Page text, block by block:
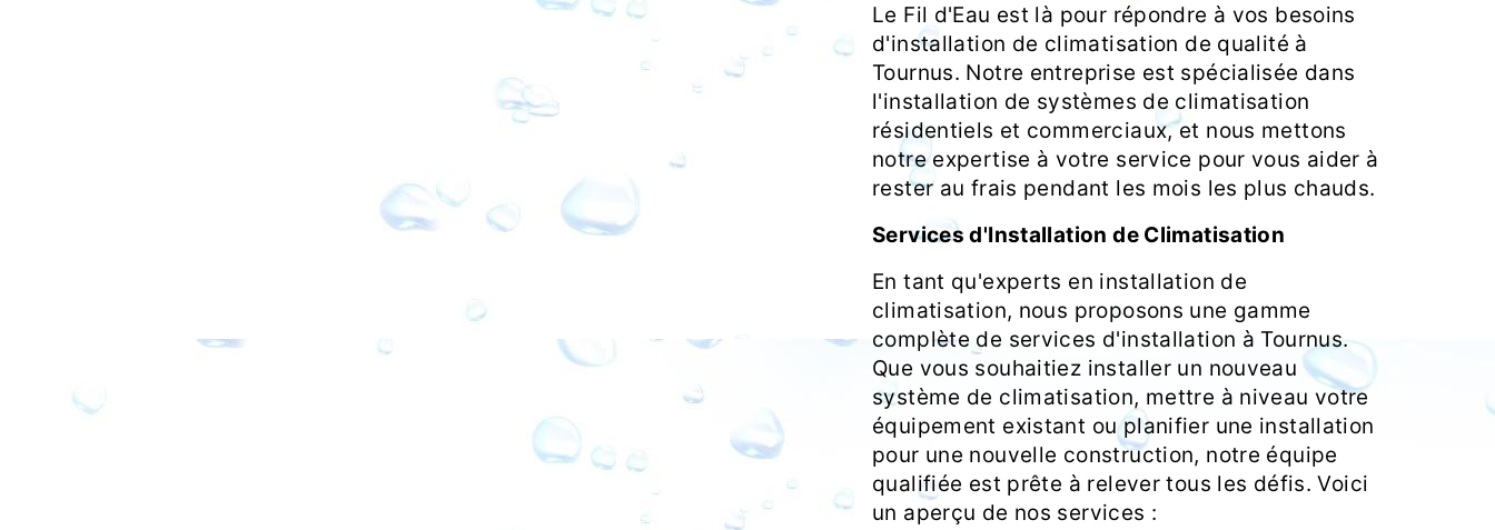
Le Fil d'Eau est là pour répondre à vos besoins
d'installation de climatisation de qualité à
Tournus. Notre entreprise est spécialisée dans
l'installation de systèmes de climatisation
résidentiels et commerciaux, et nous mettons
notre expertise à votre service pour vous aider à
rester au frais pendant les mois les plus chauds.
Services d'Installation de Climatisation
En tant qu'experts en installation de
climatisation, nous proposons une gamme
complète de services d'installation à Tournus.
Que vous souhaitiez installer un nouveau
système de climatisation, mettre à niveau votre
équipement existant ou planifier une installation
pour une nouvelle construction, notre équipe
qualifiée est prête à relever tous les défis. Voici
un aperçu de nos services :